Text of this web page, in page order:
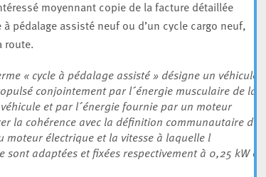
moyennant copie de la facture détaillée
pédalage assisté neuf ou d’un cycle cargo neuf,
route.
« cycle à pédalage assisté » désigne un véhicule
conjointement par l´énergie musculaire de la
et par l´énergie fournie par un moteur
la cohérence avec la définition communautaire du
moteur électrique et la vitesse à laquelle l
adaptées et fixées respectivement à 0,25 kW et